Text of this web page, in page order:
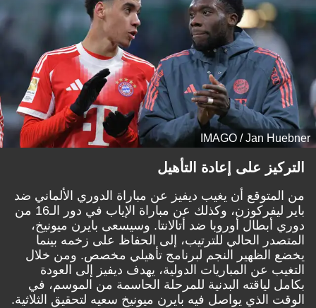
IMAGO / Jan Huebner
التركيز على إعادة التأهيل
من المتوقع أن يغيب ديفيز عن مباراة الدوري الألماني ضد
باير ليفركوزن، وكذلك عن مباراة الإياب في دور الـ16 من
دوري أبطال أوروبا ضد أتالانتا. وسيسعى بايرن ميونيخ،
المتصدر الحالي للترتيب، إلى الحفاظ على زخمه بينما
يخضع الظهير النجم لبرنامج تأهيلي مخصص. ومن خلال
التغيب عن المباريات الدولية، يهدف ديفيز إلى العودة
بكامل لياقته البدنية للمرحلة الحاسمة من الموسم، في
الوقت الذي يواصل فيه بايرن ميونيخ سعيه لتحقيق الثلاثية.